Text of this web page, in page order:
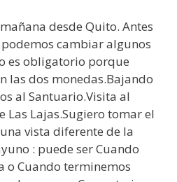
desde Quito. Antes
cambiar algunos
es obligatorio porque
las dos monedas.Bajando
al Santuario.Visita al
Las Lajas.Sugiero tomar el
vista diferente de la
: puede ser Cuando
o Cuando terminemos